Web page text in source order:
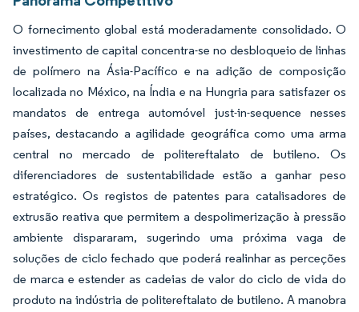
O fornecimento global está moderadamente consolidado. O
investimento de capital concentra-se no desbloqueio de linhas
de polímero na Ásia-Pacífico e na adição de composição
localizada no México, na Índia e na Hungria para satisfazer os
mandatos de entrega automóvel just-in-sequence nesses
países, destacando a agilidade geográfica como uma arma
central no mercado de politereftalato de butileno. Os
diferenciadores de sustentabilidade estão a ganhar peso
estratégico. Os registos de patentes para catalisadores de
extrusão reativa que permitem a despolimerização à pressão
ambiente dispararam, sugerindo uma próxima vaga de
soluções de ciclo fechado que poderá realinhar as perceções
de marca e estender as cadeias de valor do ciclo de vida do
produto na indústria de politereftalato de butileno. A manobra